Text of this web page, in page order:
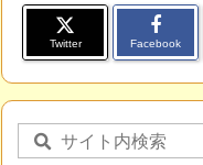
Twitter Facebook